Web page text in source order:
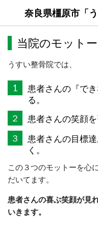
奈良県橿原市「
当院のモットー
うすい整骨院では、
1
患者さんの『で
る。
２
患者さんの笑顔を
３
患者さんの目標
く。
この３つのモットーを心
だいてます。
患者さんの喜ぶ笑顔が見
いきます。